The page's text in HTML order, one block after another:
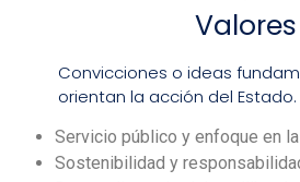
Valores
Convicciones o ideas
orientan la acción del Estado.
Servicio público y enfoque en
Sostenibilidad y